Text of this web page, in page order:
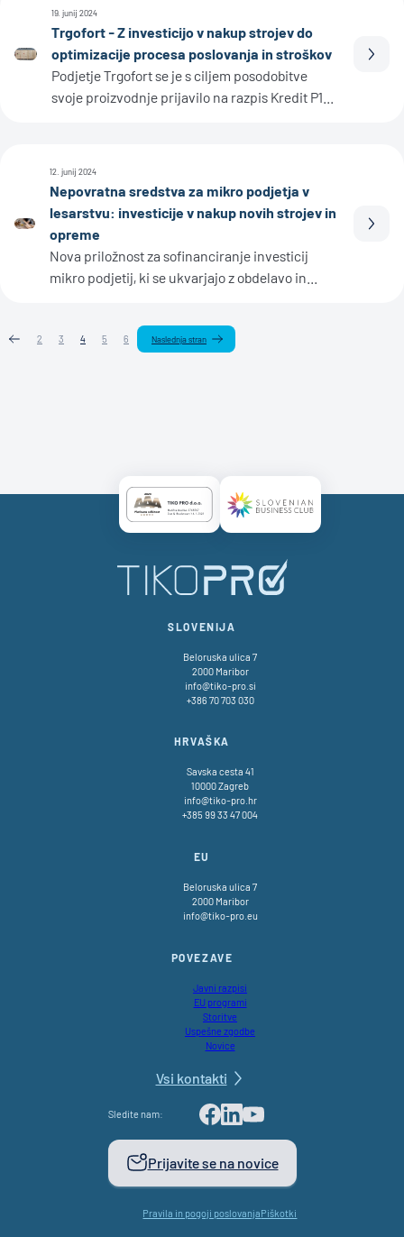
19. junij 2024
Trgofort - Z investicijo v nakup strojev do
optimizacije procesa poslovanja in stroškov
Podjetje Trgofort se je s ciljem posodobitve
svoje proizvodnje prijavilo na razpis Kredit P1...
12. junij 2024
Nepovratna sredstva za mikro podjetja v
lesarstvu: investicije v nakup novih strojev in
opreme
Nova priložnost za sofinanciranje investicij
mikro podjetij, ki se ukvarjajo z obdelavo in...
2 3 4 5 6 Naslednja stran
Certificate AAA LogoCertificate SBC Logo
SLOVENIJA
Beloruska ulica 7
2000 Maribor
info@tiko-pro.si
+386 70 703 030
HRVAŠKA
Savska cesta 41
10000 Zagreb
info@tiko-pro.hr
+385 99 33 47 004
EU
Beloruska ulica 7
2000 Maribor
info@tiko-pro.eu
POVEZAVE
Javni razpisi
EU programi
Storitve
Uspešne zgodbe
Novice
Vsi kontakti
Sledite nam:
Facebook
LinkedIn
Youtube
Prijavite se na novice
Pravila in pogoji poslovanjaPiškotki